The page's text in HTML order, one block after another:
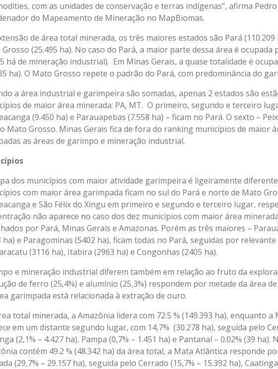
com as unidades de conservação e terras indígenas”, afirma
do Mapeamento de Mineração no MapBiomas.
de área total minerada, os três maiores estados são Pará (110.209
(25.495 ha). No caso do Pará, a maior parte dessa área é
há de mineração industrial). Em Minas Gerais, a quase totalidade é
ha). O Mato Grosso repete o padrão do Pará, com predominância do
a área industrial e garimpeira são somadas, apenas 2 estados são
de maior área minerada: PA, MT. O primeiro, segundo e terceiro
(9.450 ha) e Parauapebas (7.558 ha) – ficam no Pará. O sexto –
Mato Grosso. Minas Gerais fica de fora do ranking municípios de maior
as áreas de garimpo e mineração industrial.
dos municípios com maior atividade garimpeira é ligeiramente
com maior área garimpada ficam no sul do Pará e norte de Mato
e São Félix do Xingu em primeiro e segundo e terceiro lugar,
não aparece no caso dos dez municípios com maior área
por Pará, Minas Gerais e Amazonas. Porém as três maiores –
ha) e Paragominas (5402 ha), ficam todas no Pará, seguidas por
(3116 ha), Itabira (2963 ha) e Congonhas (2405 ha).
e mineração industrial diferem também em relação ao fruto da
de ferro (25,4%) e alumínio (25,3%) respondem por metade da área
garimpada está relacionada à extração de ouro.
total minerada, a Amazônia lidera com 72.5 % (149.393 ha), enquanto
em um distante segundo lugar, com 14,7% (30.278 ha), seguida pelo
(2,1% – 4.427 ha), Pampa (0,7% – 1.451 ha) e Pantanal – 0.02% (39
contém 49.2 % (48.342 ha) da área total, a Mata Atlântica responde
(29,7% – 29.157 ha), seguida pelo Cerrado (15,7% – 15.392 ha),